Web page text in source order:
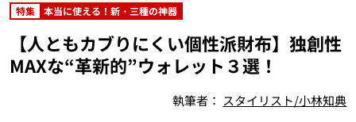
特集 本当に使える！新・三種の神器
【人ともカブりにくい個性派財布】独創性
MAXな“革新的”ウォレット３選！
執筆者： スタイリスト/小林知典